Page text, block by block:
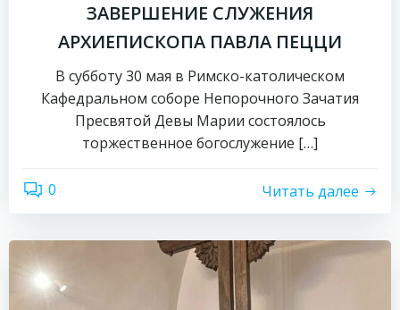
ЗАВЕРШЕНИЕ СЛУЖЕНИЯ
АРХИЕПИСКОПА ПАВЛА ПЕЦЦИ
В субботу 30 мая в Римско-католическом
Кафедральном соборе Непорочного Зачатия
Пресвятой Девы Марии состоялось
торжественное богослужение […]
0 Читать далее